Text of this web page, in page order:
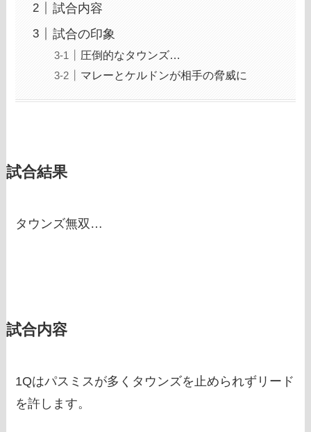
試合内容
試合の印象
圧倒的なタウンズ…
マレーとケルドンが相手の脅威に
試合結果
タウンズ無双…
試合内容
1Qはパスミスが多くタウンズを止められずリード
を許します。